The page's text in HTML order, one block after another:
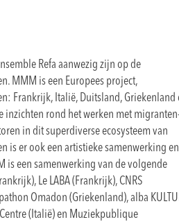
Refa aanwezig zijn op de
MMM is een Europees project,
Frankrijk, Italië, Duitsland, Griekenland
inzichten rond het werken met
in dit superdiverse ecosysteem van
is er ook een artistieke samenwerking en
is een samenwerking van de volgende
Le LABA (Frankrijk), CNRS
Omadon (Griekenland), alba
(Italië) en Muziekpublique